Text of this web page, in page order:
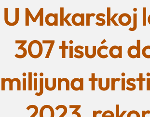
U Makarskoj
307 tisuća
milijuna